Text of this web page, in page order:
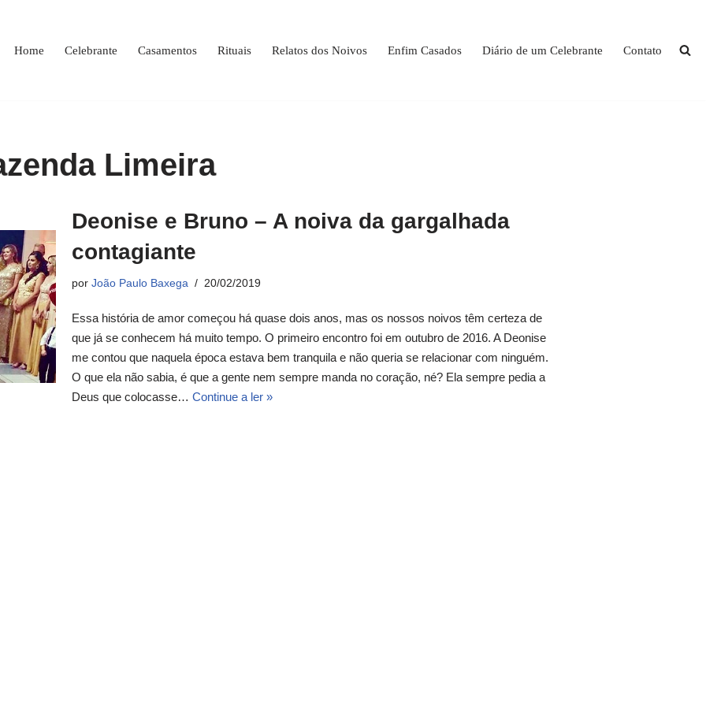
Home Celebrante Casamentos Rituais Relatos dos Noivos Enfim Casados Diário de um Celebrante Contato
Limeira
Deonise e Bruno – A noiva da gargalhada
contagiante
porJoão Paulo Baxega 20/02/2019
Essa história de amor começou há quase dois anos, mas os nossos noivos têm certeza de
que já se conhecem há muito tempo. O primeiro encontro foi em outubro de 2016. A Deonise
me contou que naquela época estava bem tranquila e não queria se relacionar com ninguém.
O que ela não sabia, é que a gente nem sempre manda no coração, né? Ela sempre pedia a
Deus que colocasse…Continue a ler »